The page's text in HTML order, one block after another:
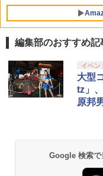
1
2
1
(
編集部のおすすめ記
イベン
大型
tz」
原邦
Google 検索で